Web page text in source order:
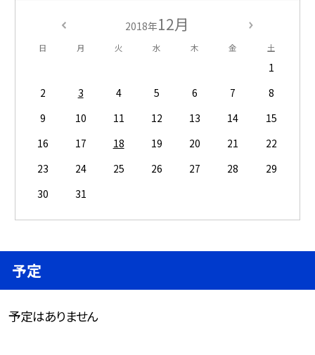
2018年12月
日 月 火 水 木 金 土
1
2
3 4 5 6 7
8
9
10 11 12 13 14
15
16
17 18 19 20 21
22
23
24 25 26 27 28
29
30
31
予定
予定はありません